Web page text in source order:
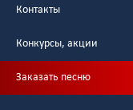
Контакты
Конкурсы, акции
Заказать песню